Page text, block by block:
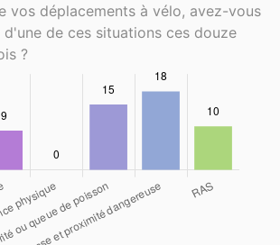
vos déplacements à vélo, avez-vous
de ces situations ces douze
?